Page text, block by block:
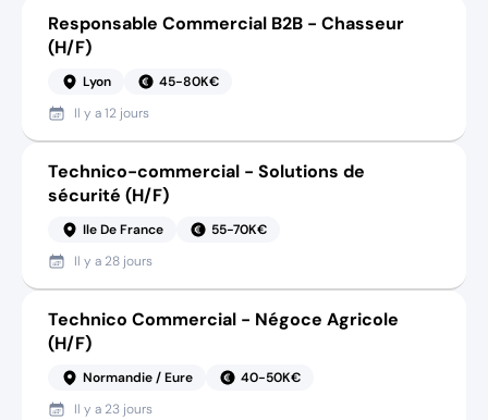
Responsable Commercial B2B - Chasseur
(H/F)
Lyon
45-80K€
Il y a12 jours
Technico-commercial - Solutions de
sécurité (H/F)
Ile De France
55-70K€
Il y a 28 jours
Technico Commercial - Négoce Agricole
(H/F)
Normandie / Eure
40-50K€
Il y a 23 jours